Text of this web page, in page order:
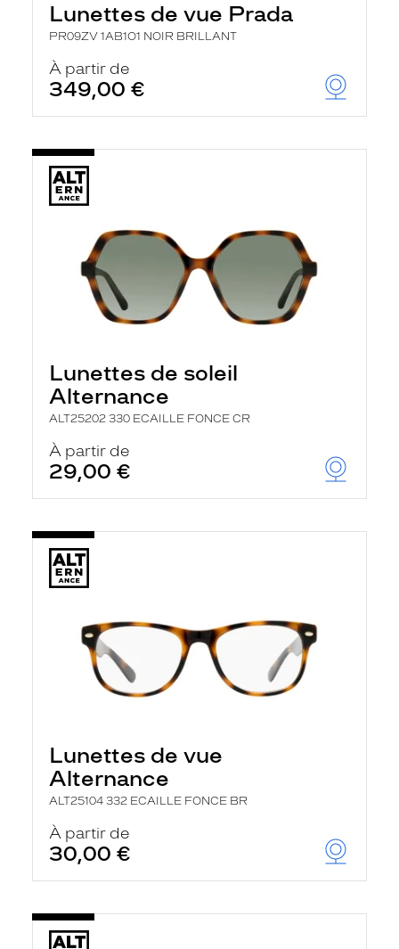
Lunettes de vue Prada
PR09ZV 1AB1O1 NOIR BRILLANT
À partir de
349,00 €
Lunettes de soleil
Alternance
ALT25202 330 ECAILLE FONCE CR
À partir de
29,00 €
Lunettes de vue
Alternance
ALT25104 332 ECAILLE FONCE BR
À partir de
30,00 €